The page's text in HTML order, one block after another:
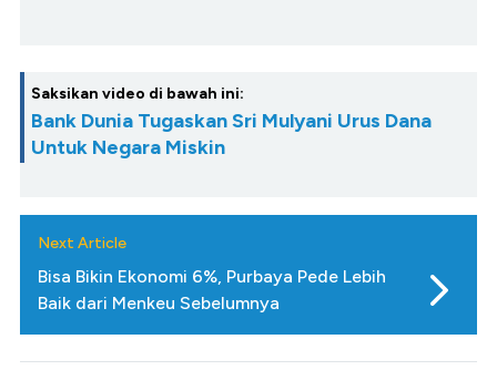
Saksikan video di bawah ini:
Bank Dunia Tugaskan Sri Mulyani Urus Dana
Untuk Negara Miskin
Next Article
Bisa Bikin Ekonomi 6%, Purbaya Pede Lebih
Baik dari Menkeu Sebelumnya